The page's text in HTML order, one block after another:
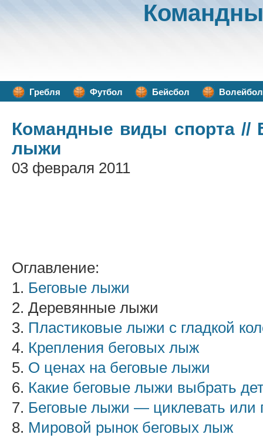
Гребля Футбол Бейсбол Волейбол
Командные виды спорта//
лыжи
03 февраля 2011
Оглавление:
1. Беговые лыжи
2. Деревянные лыжи
3. Пластиковые лыжи с гладкой
4. Крепления беговых лыж
5. О ценах на беговые лыжи
6. Какие беговые лыжи выбрать
7. Беговые лыжи — циклевать или
8. Мировой рынок беговых лыж